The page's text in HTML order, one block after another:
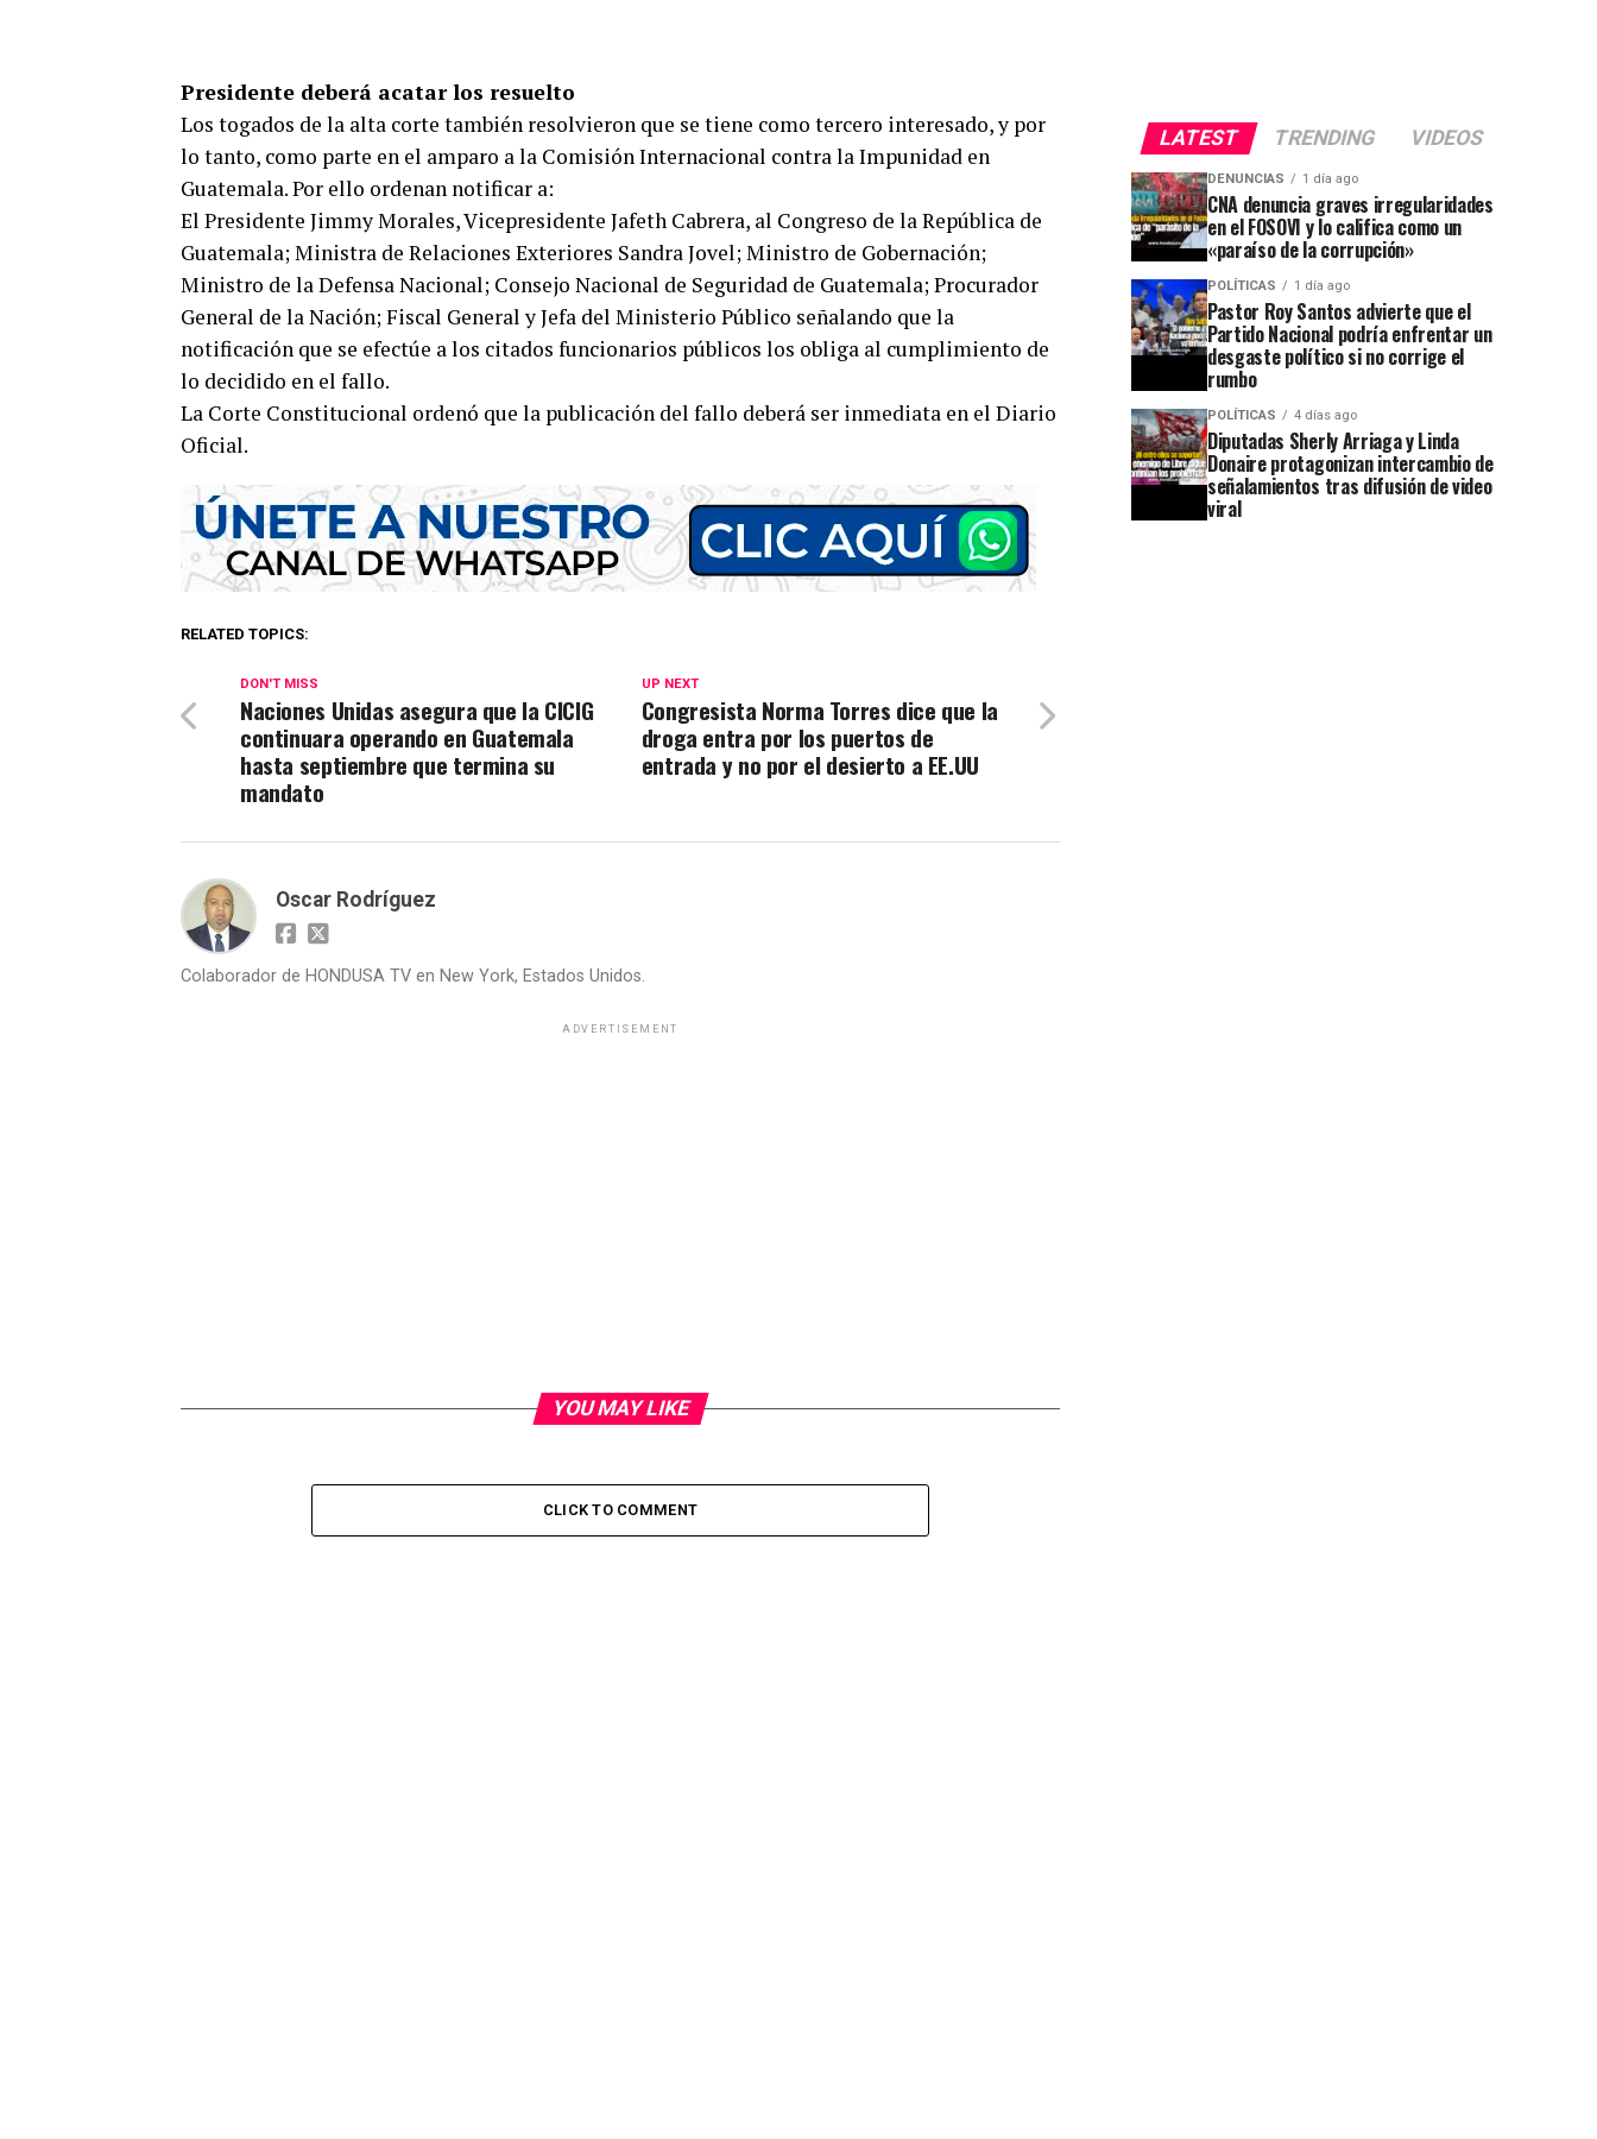
Presidente deberá acatar los resuelto
Los togados de la alta corte también resolvieron que se tiene como tercero interesado, y por
lo tanto, como parte en el amparo a la Comisión Internacional contra la Impunidad en
Guatemala. Por ello ordenan notificar a:
El Presidente Jimmy Morales, Vicepresidente Jafeth Cabrera, al Congreso de la República de
Guatemala; Ministra de Relaciones Exteriores Sandra Jovel; Ministro de Gobernación;
Ministro de la Defensa Nacional; Consejo Nacional de Seguridad de Guatemala; Procurador
General de la Nación; Fiscal General y Jefa del Ministerio Público señalando que la
notificación que se efectúe a los citados funcionarios públicos los obliga al cumplimiento de
lo decidido en el fallo.
La Corte Constitucional ordenó que la publicación del fallo deberá ser inmediata en el Diario
Oficial.
RELATED TOPICS:
UP NEXT
Congresista Norma Torres dice que la
droga entra por los puertos de
entrada y no por el desierto a EE.UU
DON'T MISS
Naciones Unidas asegura que la CICIG
continuara operando en Guatemala
hasta septiembre que termina su
mandato
Oscar Rodríguez
Colaborador de HONDUSA TV en New York, Estados Unidos.
ADVERTISEMENT
YOU MAY LIKE
CLICK TO COMMENT
LATEST TRENDING VIDEOS
DENUNCIAS 1 día ago
CNA denuncia graves irregularidades
en el FOSOVI y lo califica como un
«paraíso de la corrupción»
POLÍTICAS 1 día ago
Pastor Roy Santos advierte que el
Partido Nacional podría enfrentar un
desgaste político si no corrige el
rumbo
POLÍTICAS 4 días ago
Diputadas Sherly Arriaga y Linda
Donaire protagonizan intercambio de
señalamientos tras difusión de video
viral